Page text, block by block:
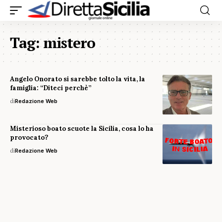
Tag:mistero
Angelo Onorato si sarebbe tolto la vita, la
famiglia: “Diteci perchè”
diRedazione Web
Misterioso boato scuote la Sicilia, cosa lo ha
provocato?
diRedazione Web